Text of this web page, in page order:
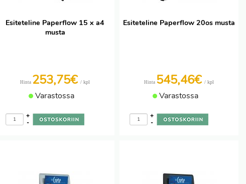
Esiteteline Paperflow 15 x a4
musta
Hinta 253,75€ / kpl
Varastossa
-
+
Esiteteline Paperflow 20os musta
Hinta 545,46€ / kpl
Varastossa
-
+